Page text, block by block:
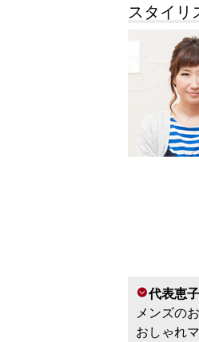
スタイリ
代表恵
メンズの
おしゃれマ